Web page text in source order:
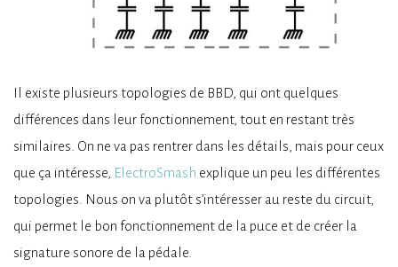
Il existe plusieurs topologies de BBD, qui ont quelques
différences dans leur fonctionnement, tout en restant très
similaires. On ne va pas rentrer dans les détails, mais pour ceux
que ça intéresse, ElectroSmash explique un peu les différentes
topologies. Nous on va plutôt s’intéresser au reste du circuit,
qui permet le bon fonctionnement de la puce et de créer la
signature sonore de la pédale.